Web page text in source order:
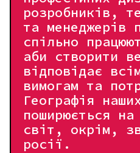
Крок 3 з 3
ПОПЕРЕДНЯ
розробників,
та менеджерів
спільно
аби створити
відповідає
вимогам та
Географія
поширюється
світ, окрім,
росії.